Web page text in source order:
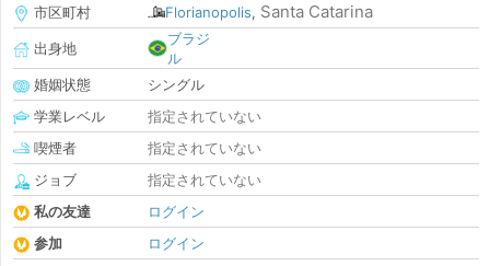
市区町村
Florianopolis, Santa Catarina
出身地
ブラジ
ル
婚姻状態
シングル
学業レベル
指定されていない
喫煙者
指定されていない
ジョブ
指定されていない
私の友達
ログイン
参加
ログイン